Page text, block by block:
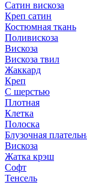
Сатин вискоза
Креп сатин
Костюмная ткань
Поливискоза
Вискоза
Вискоза твил
Жаккард
Креп
С шерстью
Плотная
Клетка
Полоска
Блузочная
Вискоза
Жатка крэш
Софт
Тенсель